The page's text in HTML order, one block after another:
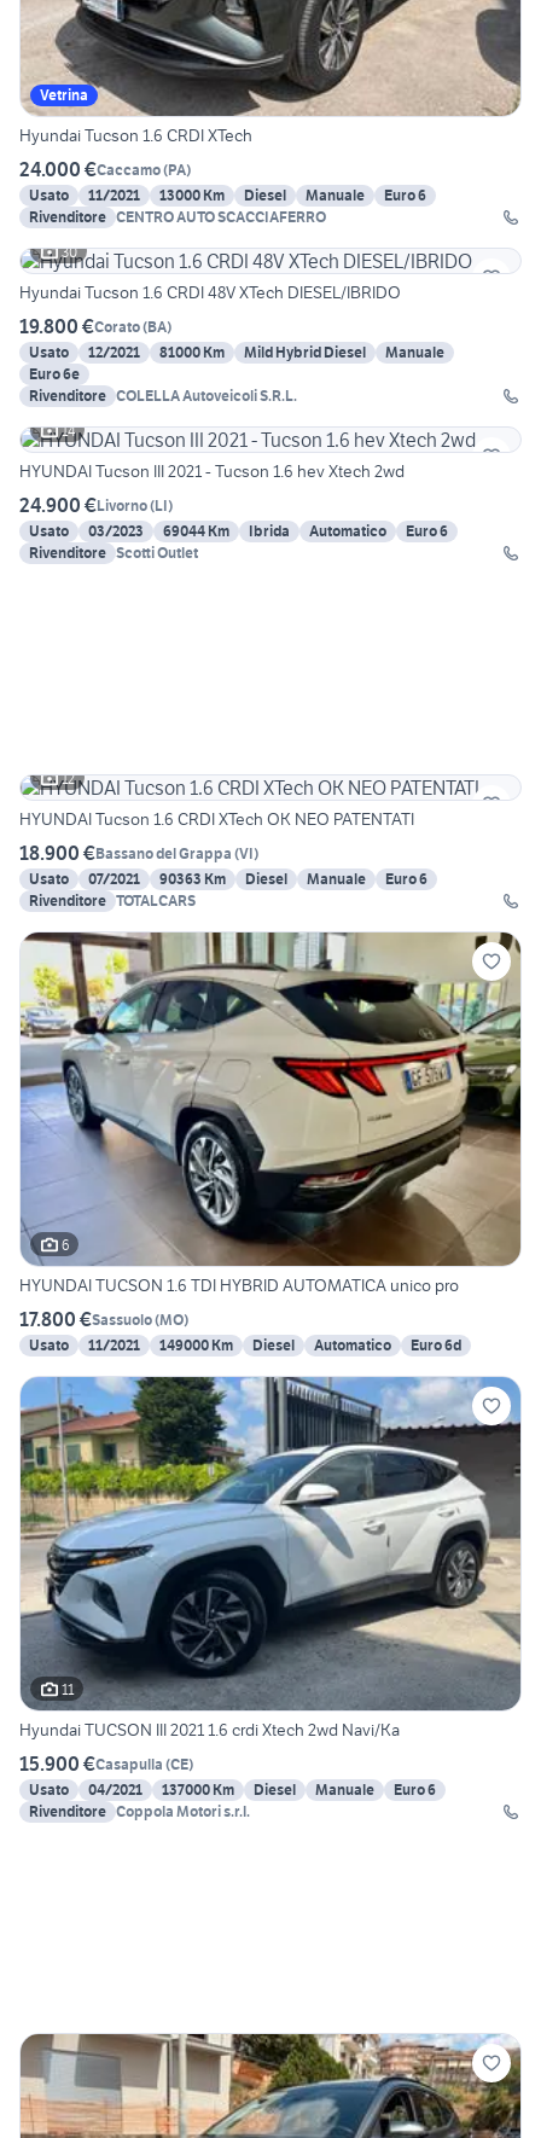
Vetrina
Hyundai Tucson 1.6 CRDI XTech
24.000 €Caccamo(PA)
Usato
11/2021 13000 Km Diesel Manuale
Euro 6
Rivenditore CENTRO AUTO SCACCIAFERRO
30
Hyundai Tucson 1.6 CRDI 48V XTech DIESEL/IBRIDO
19.800 €Corato(BA)
Usato
12/2021 81000 Km Mild Hybrid Diesel
Manuale
Euro 6e
Rivenditore COLELLA Autoveicoli S.R.L.
14
HYUNDAI Tucson III 2021 - Tucson 1.6 hev Xtech 2wd
24.900 €Livorno(LI)
Usato
03/2023 69044 Km Ibrida Automatico
Euro 6
Rivenditore Scotti Outlet
12
HYUNDAI Tucson 1.6 CRDI XTech OK NEO PATENTATI
18.900 €Bassano del Grappa (VI)
Usato
07/2021 90363 Km Diesel Manuale
Euro 6
Rivenditore TOTALCARS
6
HYUNDAI TUCSON 1.6 TDI HYBRID AUTOMATICA unico pro
17.800 €Sassuolo(MO)
Usato
11/2021 149000 Km Diesel Automatico Euro 6d
11
Hyundai TUCSON III 2021 1.6 crdi Xtech 2wd Navi/Ka
15.900 €Casapulla (CE)
Usato
04/2021 137000 Km Diesel Manuale
Euro 6
Rivenditore Coppola Motori s.r.l.